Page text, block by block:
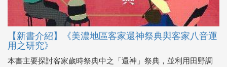
【新書介紹】《美濃地區客家還神祭典與客家八音運
用之研究》
本書主要探討客家歲時祭典中之「還神」祭典，並利用田野調